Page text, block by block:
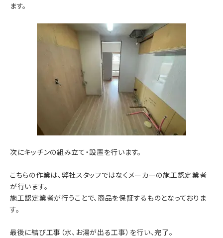
ます。
次にキッチンの組み立て・設置を行います。
こちらの作業は、弊社スタッフではなくメーカーの施工認定業者
が行います。
施工認定業者が行うことで、商品を保証するものとなっておりま
す。
最後に結び工事（水、お湯が出る工事）を行い、完了。